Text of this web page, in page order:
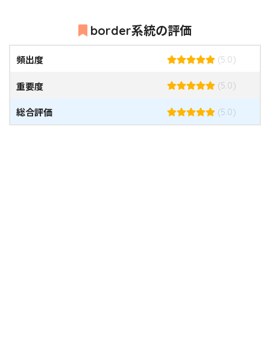
border系統の評価
頻出度 (5.0)
重要度 (5.0)
総合評価 (5.0)